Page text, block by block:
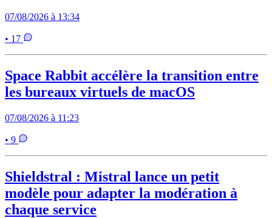
07/08/2026 à 13:34
• 17
Space Rabbit accélère la transition entre
les bureaux virtuels de macOS
07/08/2026 à 11:23
• 9
Shieldstral : Mistral lance un petit
modèle pour adapter la modération à
chaque service